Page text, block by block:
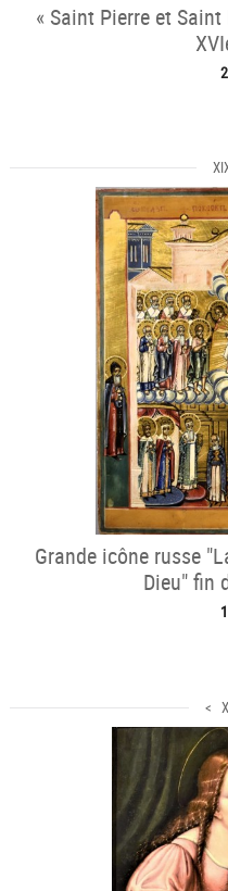
« Saint Pierre et
Grande icône russe
Dieu" fin
<